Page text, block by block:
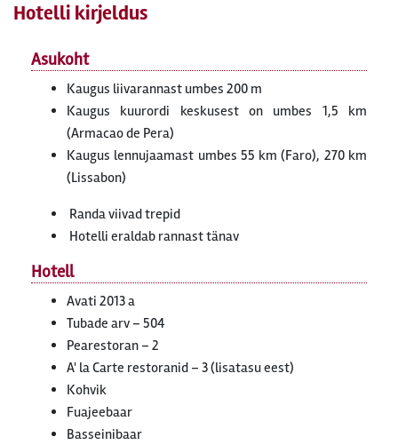
Hotelli kirjeldus
Asukoht
Kaugus liivarannast umbes 200 m
Kaugus kuurordi keskusest on umbes 1,5 km
(Armacao de Pera)
Kaugus lennujaamast umbes 55 km (Faro), 270 km
(Lissabon)
Randa viivad trepid
Hotelli eraldab rannast tänav
Hotell
Avati 2013 a
Tubade arv – 504
Pearestoran – 2
A' la Carte restoranid – 3 (lisatasu eest)
Kohvik
Fuajeebaar
Basseinibaar